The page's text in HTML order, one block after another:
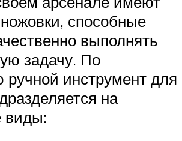
способные
выполнять
задачу. По
ручной инструмент для
на
виды: